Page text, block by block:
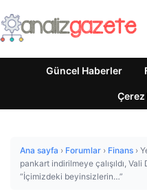
Güncel Haberler
Çerez
Ana sayfa › Forumlar › Finans ›
pankart indirilmeye çalışıldı, Vali
“İçimizdeki beyinsizlerin…”